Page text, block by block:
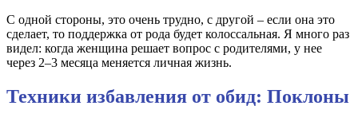
С одной стороны, это очень трудно, с другой – если она это
сделает, то поддержка от рода будет колоссальная. Я много раз
видел: когда женщина решает вопрос с родителями, у нее
через 2–3 месяца меняется личная жизнь.
Техники избавления от обид: Поклоны